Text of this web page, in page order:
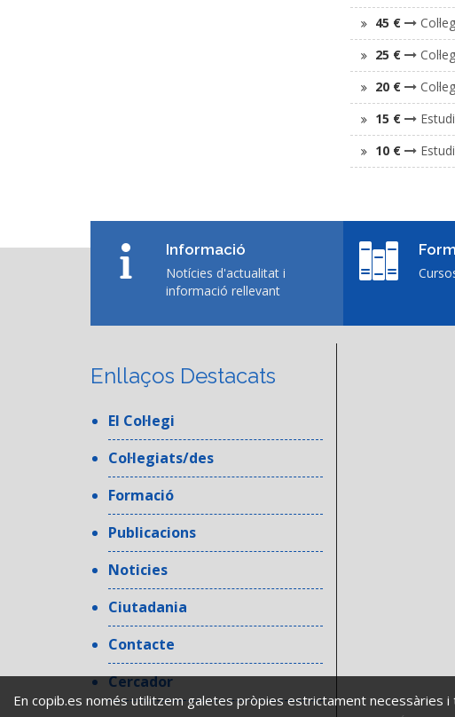
45 €
25 €
20 €
15 €
10 €
Informació
Notícies d'actualitat i
informació rellevant
Enllaços Destacats
El Col·legi
Col·legiats/des
Formació
Publicacions
Noticies
Ciutadania
Contacte
Cercador
En copib.es només utilitzem galetes pròpies estrictament necessàries